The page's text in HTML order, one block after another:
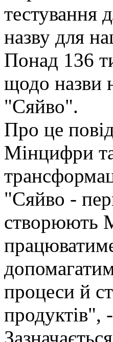
тестування
назву для
Понад 136
щодо назви
"Сяйво".
Про це
Мінцифри
"Сяйво -
створюють
процеси й
продуктів",